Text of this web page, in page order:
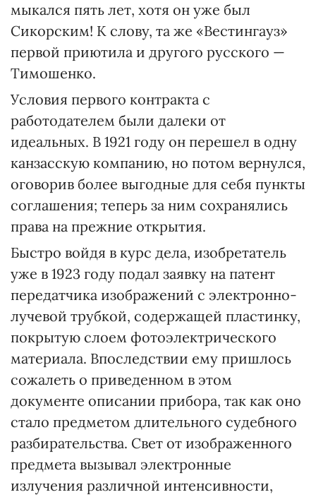
мыкался пять лет, хотя он уже был
Сикорским! К слову, та же «Вестингауз»
первой приютила и другого русского —
Тимошенко.
Условия первого контракта с
работодателем были далеки от
идеальных. В 1921 году он перешел в одну
канзасскую компанию, но потом вернулся,
оговорив более выгодные для себя пункты
соглашения; теперь за ним сохранялись
права на прежние открытия.
Быстро войдя в курс дела, изобретатель
уже в 1923 году подал заявку на патент
передатчика изображений с электронно-
лучевой трубкой, содержащей пластинку,
покрытую слоем фотоэлектрического
материала. Впоследствии ему пришлось
сожалеть о приведенном в этом
документе описании прибора, так как оно
стало предметом длительного судебного
разбирательства. Свет от изображенного
предмета вызывал электронные
излучения различной интенсивности,